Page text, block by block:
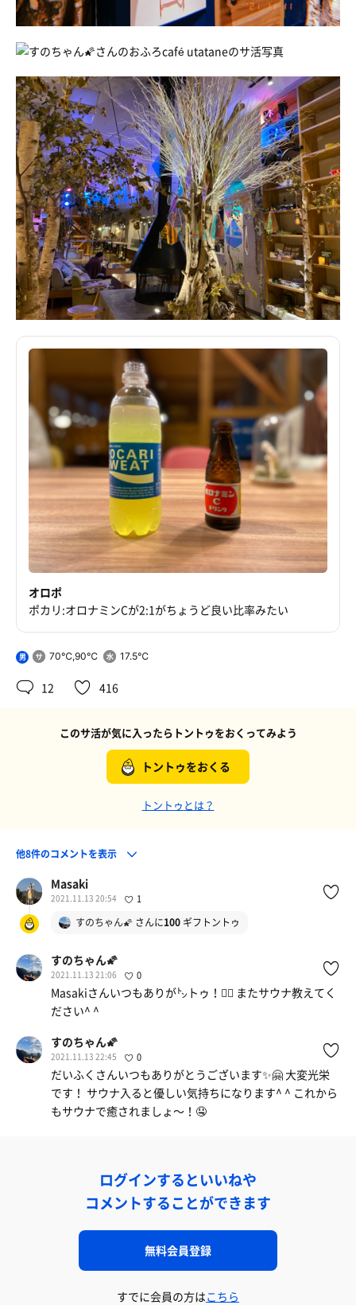
オロポ
ポカリ:オロナミンCが2:1がちょうど良い比率みたい
男 70℃,90℃ 17.5℃
12 416
このサ活が気に入ったらトントゥをおくってみよう
トントゥをおくる
トントゥとは？
他8件のコメントを表示
Masaki
2021.11.13 20:54 1
すのちゃん🌠さんに100ギフトントゥ
すのちゃん🌠
2021.11.13 21:06 0
Masakiさんいつもありが㌧トゥ！🧖‍♂️ またサウナ教えてく
ださい^ ^
すのちゃん🌠
2021.11.13 22:45 0
だいふくさんいつもありがとうございます✨🤗 大変光栄
です！ サウナ入ると優しい気持ちになります^ ^ これから
もサウナで癒されましょ〜！🤤
ログインするといいねや
コメントすることができます
無料会員登録
すでに会員の方はこちら